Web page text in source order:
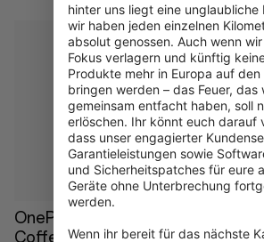
Nicht auf Lager
OnePlus Insulated
Coffee Travel Tumbler
hinter uns liegt eine unglaubliche
wir haben jeden einzelnen
absolut genossen. Auch wenn
Fokus verlagern und künftig
Produkte mehr in Europa auf
bringen werden – das Feuer, das
gemeinsam entfacht haben, soll
erlöschen. Ihr könnt euch darauf
dass unser engagierter
Garantieleistungen sowie
und Sicherheitspatches für eure
Geräte ohne Unterbrechung
werden.
Wenn ihr bereit für das nächste